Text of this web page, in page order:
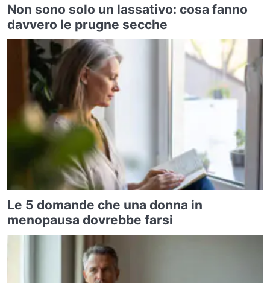
Non sono solo un lassativo: cosa fanno
davvero le prugne secche
Le 5 domande che una donna in
menopausa dovrebbe farsi